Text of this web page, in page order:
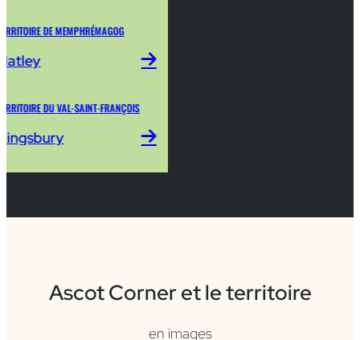
DE MEMPHRÉMAGOG
DU VAL-SAINT-FRANÇOIS
Ascot Corner et le territoire
en images